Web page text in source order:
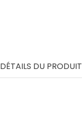
DÉTAILS DU PRODUIT